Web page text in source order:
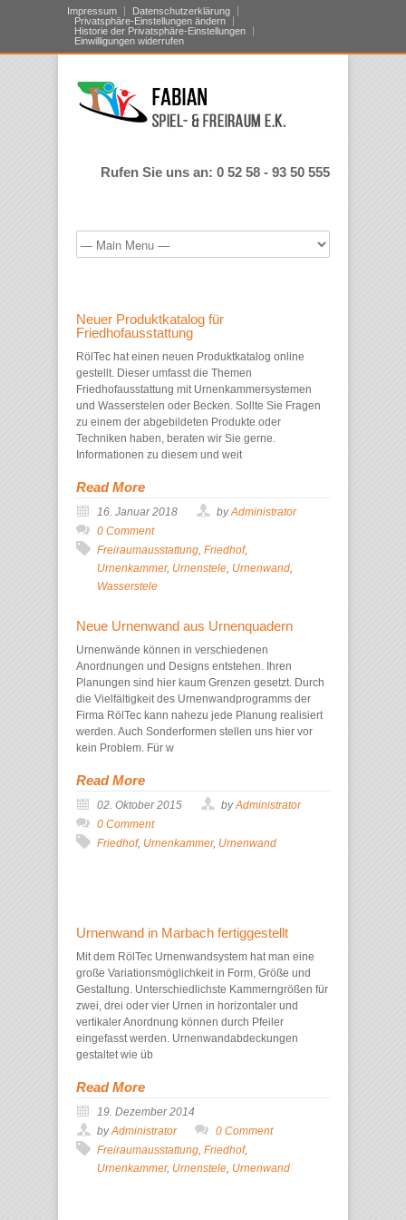
Impressum
Datenschutzerklärung
Privatsphäre-Einstellungen ändern
Historie der Privatsphäre-Einstellungen
Einwilligungen widerrufen
Rufen Sie uns an: 0 52 58 - 93 50 555
Neuer Produktkatalog für
Friedhofausstattung
RölTec hat einen neuen Produktkatalog online
gestellt. Dieser umfasst die Themen
Friedhofausstattung mit Urnenkammersystemen
und Wasserstelen oder Becken. Sollte Sie Fragen
zu einem der abgebildeten Produkte oder
Techniken haben, beraten wir Sie gerne.
Informationen zu diesem und weit
Read More
16. Januar 2018 byAdministrator
0 Comment
Freiraumausstattung, Friedhof,
Urnenkammer, Urnenstele, Urnenwand,
Wasserstele
Neue Urnenwand aus Urnenquadern
Urnenwände können in verschiedenen
Anordnungen und Designs entstehen. Ihren
Planungen sind hier kaum Grenzen gesetzt. Durch
die Vielfältigkeit des Urnenwandprogramms der
Firma RölTec kann nahezu jede Planung realisiert
werden. Auch Sonderformen stellen uns hier vor
kein Problem. Für w
Read More
02. Oktober 2015 byAdministrator
0 Comment
Friedhof, Urnenkammer, Urnenwand
Urnenwand in Marbach fertiggestellt
Mit dem RölTec Urnenwandsystem hat man eine
große Variationsmöglichkeit in Form, Größe und
Gestaltung. Unterschiedlichste Kammerngrößen für
zwei, drei oder vier Urnen in horizontaler und
vertikaler Anordnung können durch Pfeiler
eingefasst werden. Urnenwandabdeckungen
gestaltet wie üb
Read More
19. Dezember 2014
byAdministrator
0 Comment
Freiraumausstattung, Friedhof,
Urnenkammer, Urnenstele, Urnenwand